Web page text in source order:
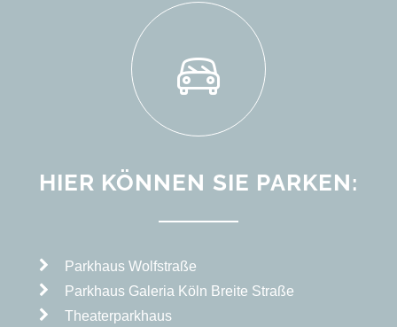
HIER KÖNNEN SIE PARKEN:
Parkhaus Wolfstraße
Parkhaus Galeria Köln Breite Straße
Theaterparkhaus